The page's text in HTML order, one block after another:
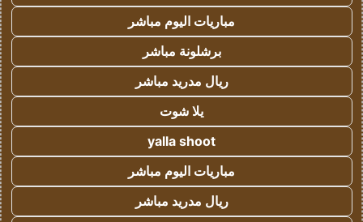
مباريات اليوم مباشر
برشلونة مباشر
ريال مدريد مباشر
يلا شوت
yalla shoot
مباريات اليوم مباشر
ريال مدريد مباشر